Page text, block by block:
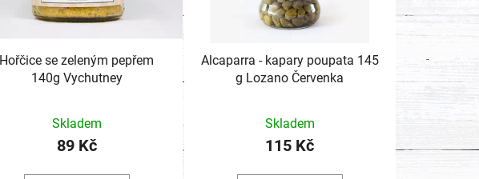
Hořčice se zeleným pepřem
140g Vychutney
Skladem
89 Kč
Alcaparra - kapary poupata 145
g Lozano Červenka
Skladem
115 Kč